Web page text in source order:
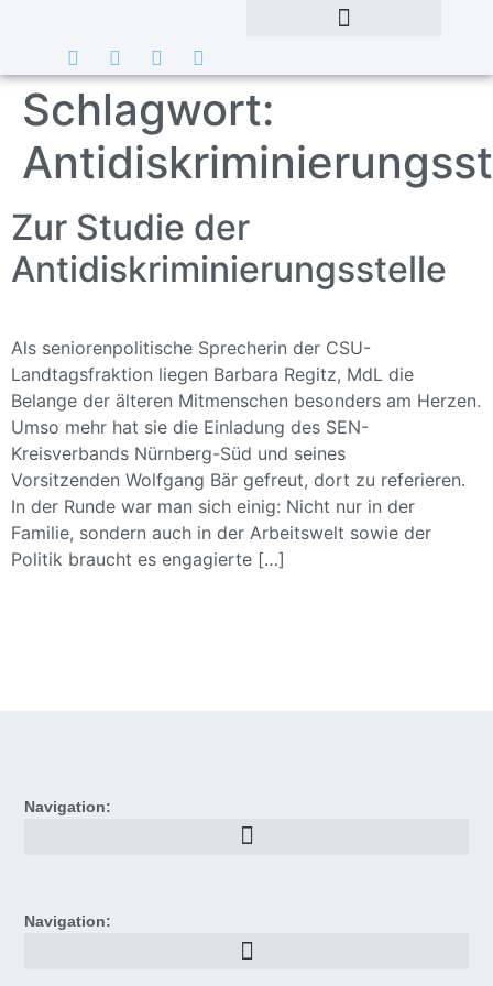
Schlagwort:
Zur Studie der
Antidiskriminierungsstelle
Als seniorenpolitische Sprecherin der CSU-
Landtagsfraktion liegen Barbara Regitz, MdL die
Belange der älteren Mitmenschen besonders am Herzen.
Umso mehr hat sie die Einladung des SEN-
Kreisverbands Nürnberg-Süd und seines
Vorsitzenden Wolfgang Bär gefreut, dort zu referieren.
In der Runde war man sich einig: Nicht nur in der
Familie, sondern auch in der Arbeitswelt sowie der
Politik braucht es engagierte […]
Navigation:
Navigation: